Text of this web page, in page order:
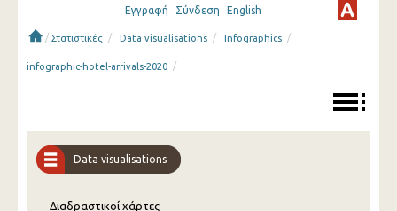
Εγγραφή Σύνδεση English
/ Στατιστικές / Data visualisations / Infographics /
infographic-hotel-arrivals-2020 /
Data visualisations
Διαδραστικοί χάρτες